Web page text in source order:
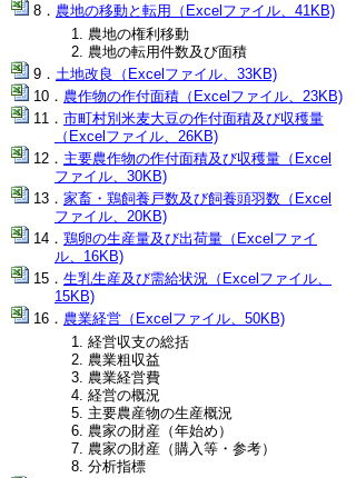
農地の移動と転用（Excelファイル、41KB)
農地の権利移動
農地の転用件数及び面積
土地改良（Excelファイル、33KB)
農作物の作付面積（Excelファイル、23KB)
市町村別米麦大豆の作付面積及び収穫量
（Excelファイル、26KB)
主要農作物の作付面積及び収穫量（Excel
ファイル、30KB)
家畜・鶏飼養戸数及び飼養頭羽数（Excel
ファイル、20KB)
鶏卵の生産量及び出荷量（Excelファイ
ル、16KB)
生乳生産及び需給状況（Excelファイル、
15KB)
農業経営（Excelファイル、50KB)
経営収支の総括
農業粗収益
農業経営費
経営の概況
主要農産物の生産概況
農家の財産（年始め）
農家の財産（購入等・参考）
分析指標